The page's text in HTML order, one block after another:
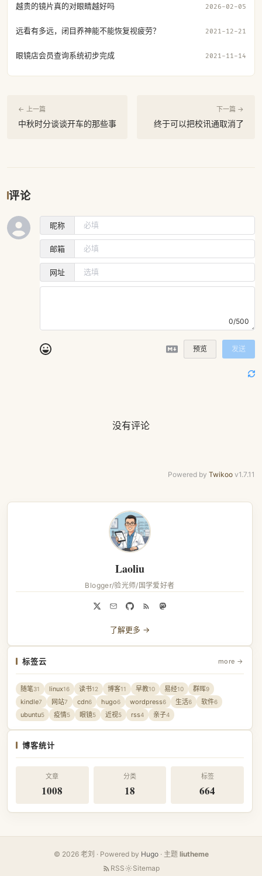
越贵的镜片真的对眼睛越好吗 2026-02-05
远看有多远，闭目养神能不能恢复视疲劳？ 2021-12-21
眼镜店会员查询系统初步完成 2021-11-14
← 上一篇
中秋时分谈谈开车的那些事
下一篇 →
终于可以把校讯通取消了
评论
昵称
邮箱
网址
0/500
预览 发送
没有评论
Powered by Twikoo v1.7.11
Laoliu
Blogger/验光师/国学爱好者
了解更多 →
标签云 more →
随笔31 linux16 读书12 博客11 早教10 易经10 群晖9
kindle7 网站7 cdn6 hugo6 wordpress6 生活6 软件6
ubuntu5 疫情5 眼镜5 近视5 rss4 亲子4
博客统计
文章
1008
分类
18
标签
664
© 2026 老刘 · Powered by Hugo· 主题 liutheme
RSS
Sitemap